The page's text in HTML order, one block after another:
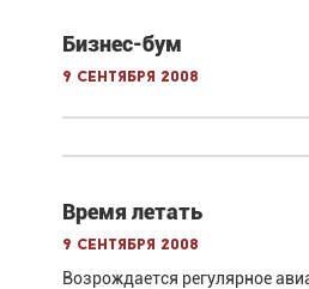
Бизнес-бум
9 сентября 2008
Время летать
9 сентября 2008
Возрождается регулярное